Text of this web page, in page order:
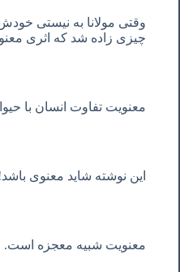
وقتی مولانا به نیستی
چیزی زاده شد که اثری
معنویت تفاوت انسان با
این نوشته شاید معنوی
معنویت شبیه معجزه است.